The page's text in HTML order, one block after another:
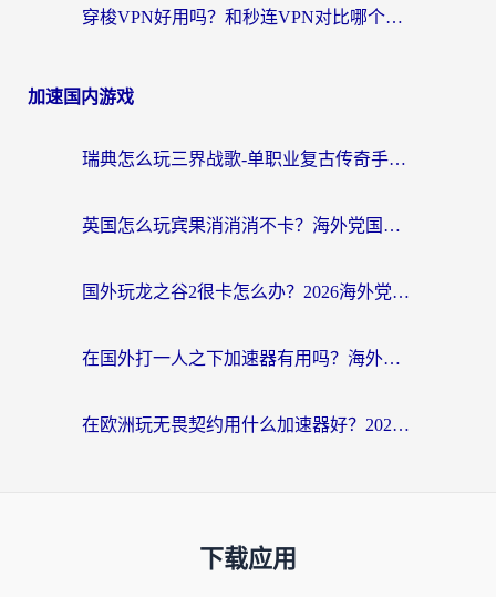
穿梭VPN好用吗？和秒连VPN对比哪个回国效果更好？海外党亲测实用指南
加速国内游戏
瑞典怎么玩三界战歌-单职业复古传奇手游？海外党国服游戏加速终极指南
英国怎么玩宾果消消消不卡？海外党国服游戏加速终极攻略（附守望第九大陆解决办法）
国外玩龙之谷2很卡怎么办？2026海外党必看的国服游戏加速全攻略
在国外打一人之下加速器有用吗？海外党国服游戏畅玩全攻略
在欧洲玩无畏契约用什么加速器好？2026海外党亲测有效指南
下载应用